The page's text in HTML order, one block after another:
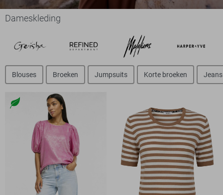
Dameskleding
Blouses Broeken Jumpsuits Korte broeken Jeans